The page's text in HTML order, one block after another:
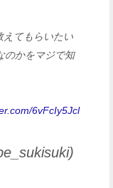
えてもらいたい
のかをマジで知
6vFcIy5Jcl